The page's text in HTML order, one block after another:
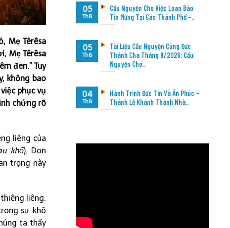
Mẹ Têrêsa
Mẹ Têrêsa
đen.” Tuy
không bao
phục vụ
chứng rõ
liêng của
khổ), Don
trọng này
liêng.
sự khô
ta thấy
Cầu Nguyện Cho Việc Loan Báo
Tin Mừng Tại Các Thành Phố –..
05
Th8
Tài Liệu Cầu Nguyện Cùng Đức
Thánh Cha Tháng 8/2026: Cầu
Nguyện Cho..
05
Th8
Hành Trình Đức Tin Và Ân Phúc –
Thánh Lễ Khánh Thành Nhà..
04
Th8